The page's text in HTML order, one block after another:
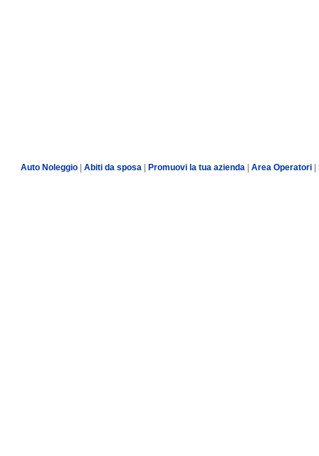
Auto Noleggio| Abiti da sposa| Promuovi la tua azienda Area Operatori